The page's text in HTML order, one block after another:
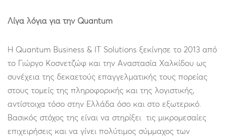
Λίγα λόγια για την Quantum
Η Quantum Business & IT Solutions ξεκίνησε το 2013 από
το Γιώργο Κοσνετζώφ και την Αναστασία Χαλκίδου ως
συνέχεια της δεκαετούς επαγγελματικής τους πορείας
στους τομείς της πληροφορικής και της λογιστικής,
αντίστοιχα τόσο στην Ελλάδα όσο και στο εξωτερικό.
Βασικός στόχος της είναι να στηρίξει τις μικρομεσαίες
επιχειρήσεις και να γίνει πολύτιμος σύμμαχος των